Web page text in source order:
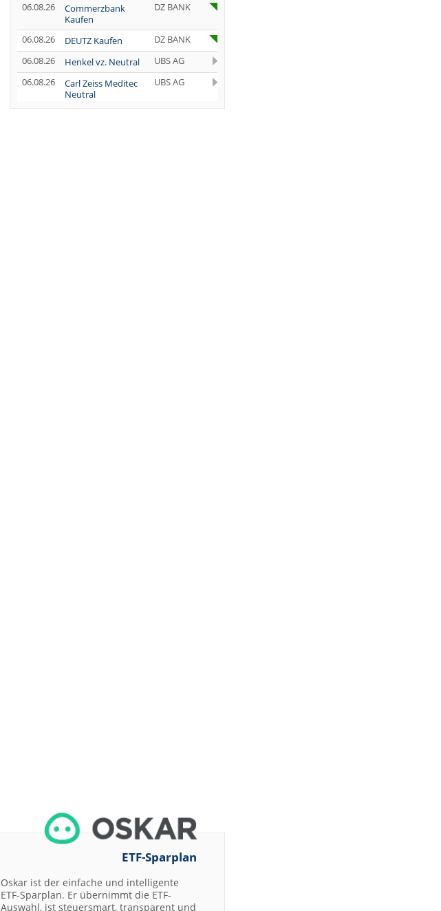
06.08.26
Commerzbank
Kaufen
DZ BANK
06.08.26 DEUTZ Kaufen
DZ BANK
06.08.26
Henkel vz. Neutral
UBS AG
06.08.26
Carl Zeiss Meditec
Neutral
UBS AG
06.08.26
Siemens Buy
UBS AG
06.08.26
SUSS MicroTec Buy
Company
Inc.
06.08.26
Scout24 Buy Jefferies &
Company
Inc.
ETF-Sparplan
Oskar ist der einfache und intelligente
ETF-Sparplan. Er übernimmt die ETF-
Auswahl, ist steuersmart, transparent und